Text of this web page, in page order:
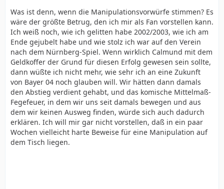
Was ist denn, wenn die Manipulationsvorwürfe stimmen? Es
wäre der größte Betrug, den ich mir als Fan vorstellen kann.
Ich weiß noch, wie ich gelitten habe 2002/2003, wie ich am
Ende gejubelt habe und wie stolz ich war auf den Verein
nach dem Nürnberg-Spiel. Wenn wirklich Calmund mit dem
Geldkoffer der Grund für diesen Erfolg gewesen sein sollte,
dann wüßte ich nicht mehr, wie sehr ich an eine Zukunft
von Bayer 04 noch glauben will. Wir hätten dann damals
den Abstieg verdient gehabt, und das komische Mittelmaß-
Fegefeuer, in dem wir uns seit damals bewegen und aus
dem wir keinen Ausweg finden, würde sich auch dadurch
erklären. Ich will mir gar nicht vorstellen, daß in ein paar
Wochen vielleicht harte Beweise für eine Manipulation auf
dem Tisch liegen.